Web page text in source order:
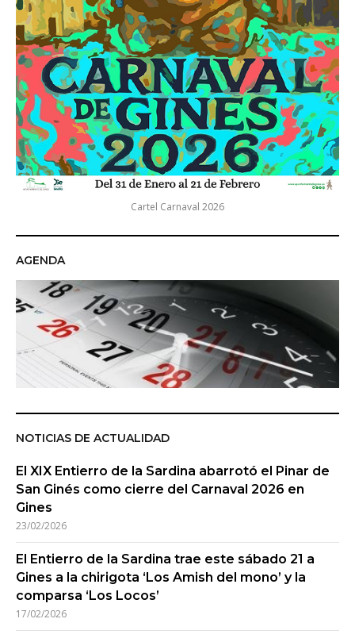
Cartel Carnaval 2026
AGENDA
NOTICIAS DE ACTUALIDAD
El XIX Entierro de la Sardina abarrotó el Pinar de
San Ginés como cierre del Carnaval 2026 en
Gines
23/02/2026
El Entierro de la Sardina trae este sábado 21 a
Gines a la chirigota ‘Los Amish del mono’ y la
comparsa ‘Los Locos’
17/02/2026